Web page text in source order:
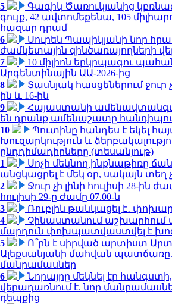
5
Գագիկ Ծառուկյանից
գույք, 42 ավտոմեքենա, 105 միլիարդ
հազար դրամ
6
Սուրեն Պապիկյանի նոր
ժամկետային զինծառայողների
7
10 միլիոն երկրպագու
Արգենտինային ԱԱ-2026-ից
8
Տասնյակ հասցեներում ջուր
ին և 16-ին
9
Հայաստանի
են դրանք ամենաշատը
10
Պուտինը հանդես է եկել
Խուզարկություն և
ընդդիմադիրները (տեսանյութ)
1
Սոչի մեկնող ինքնաթիռը
անցկացրել է մեկ օր, սակայն տեղ
2
Ջուր չի լինի հուլիսի 28-ին
հուլիսի 29-ը ժամը 07.00-ն
3
Ռուբլին թանկացել է․
4
Չինաստանում աշխարհում
մարդուն փոխպատվաստվել է
5
Ո՞րն է սիրված արտիստ
Ալեքսանյանի մահվան պատճառը.
մանրամասներ
6
Նորայրը մեկնել էր
վերադառնում է. նոր
դեպքից